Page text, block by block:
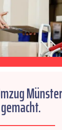
gemacht.